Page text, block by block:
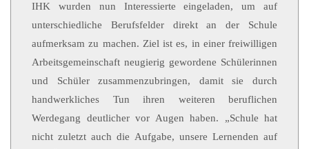
IHK wurden nun Interessierte eingeladen, um auf
unterschiedliche Berufsfelder direkt an der Schule
aufmerksam zu machen. Ziel ist es, in einer freiwilligen
Arbeitsgemeinschaft neugierig gewordene Schülerinnen
und Schüler zusammenzubringen, damit sie durch
handwerkliches Tun ihren weiteren beruflichen
Werdegang deutlicher vor Augen haben. „Schule hat
nicht zuletzt auch die Aufgabe, unsere Lernenden auf